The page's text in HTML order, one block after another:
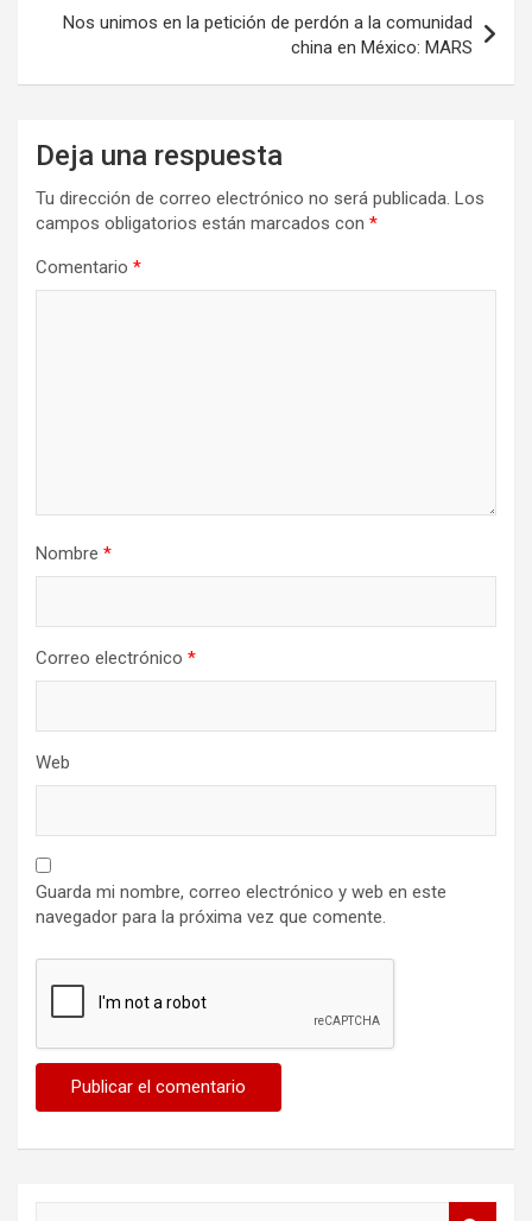
Nos unimos en la petición de perdón a la comunidad
china en México: MARS
Deja una respuesta
Tu dirección de correo electrónico no será publicada. Los
campos obligatorios están marcados con *
Comentario *
Nombre *
Correo electrónico *
Web
Guarda mi nombre, correo electrónico y web en este
navegador para la próxima vez que comente.